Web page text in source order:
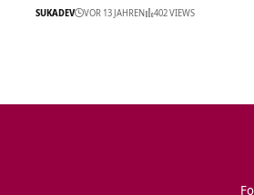
SUKADEV VOR 13 JAHREN 402 VIEWS